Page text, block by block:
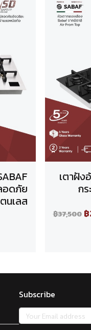
อดภัย
นเลส
เตาฝัง
ก
฿37,500
Subscribe